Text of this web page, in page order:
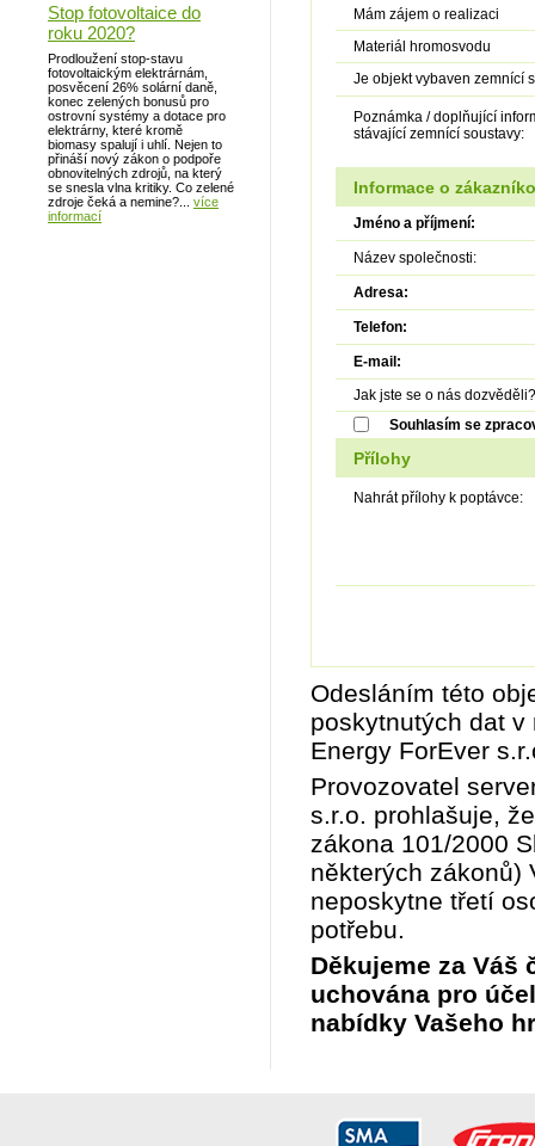
Mám zájem o realizaci
Materiál hromosvodu
Je objekt vybaven zemnící
Poznámka / doplňující
stávající zemnící soustavy:
Informace o
Jméno a příjmení:
Název společnosti:
Adresa:
Telefon:
E-mail:
Jak jste se o nás dozvěděli?
Souhlasím se
Přílohy
Nahrát přílohy k poptávce:
Odesláním této
poskytnutých dat
Energy ForEver
Provozovatel
s.r.o. prohlašuje,
zákona 101/2000
některých zákonů)
neposkytne třetí
potřebu.
Děkujeme za Váš
uchována pro
nabídky Vašeho
Stop fotovoltaice do
roku 2020?
Prodloužení stop-stavu
fotovoltaickým elektrárnám,
posvěcení 26% solární daně,
konec zelených bonusů pro
ostrovní systémy a dotace pro
elektrárny, které kromě
biomasy spalují i uhlí. Nejen to
přináší nový zákon o podpoře
obnovitelných zdrojů, na který
se snesla vlna kritiky. Co zelené
zdroje čeká a nemine?... více
informací